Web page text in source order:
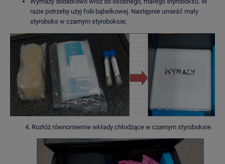
razie potrzeby użyj folii bąbelkowej. Następnie umieść mały
styroboks w czarnym styroboksie;
4. Rozłóż równomiernie wkłady chłodzące w czarnym styroboksie.